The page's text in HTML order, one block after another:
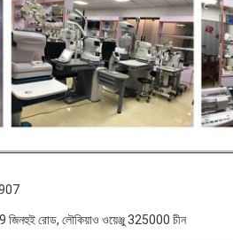
রোড, লৌকিয়াও ওয়েঞ্জু 325000 চীন